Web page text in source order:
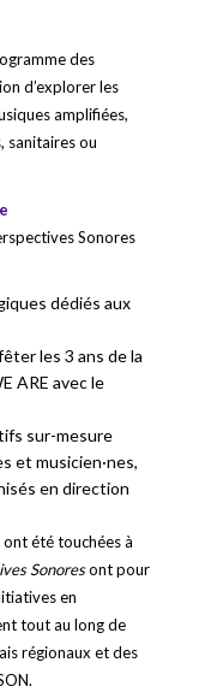
des
d’explorer les
amplifiées,
sanitaires ou
Sonores
dédiés aux
les 3 ans de la
ARE avec le
sur-mesure
et musicien·nes,
en direction
été touchées à
Sonoresont pour
en
tout au long de
régionaux et des